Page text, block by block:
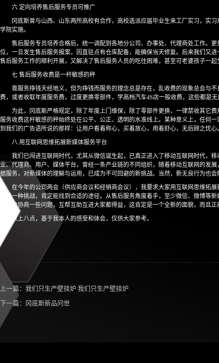
六 定向培养售后服务专员可推广
冈底斯曾与山西、山东两所高校有合作，高校选派应届毕业生来工厂实习，实
学院实施。
售后服务专员培养合格后，统一调配到各地分公司、办事处、代理商处工作。
位，一旦发生售后服务报案，因直驻点有仓库配备，能确保当天修复。后来我们又
售后服务工作的顺利开展，又解决了售后服务人员的吃住困难，甚至可老婆孩子一
七 售后服务收费是一杆敏感的秤
靠服务挣钱天经地义，但为挣钱而服务的理念总是存在，乱收费的现象总会与
费，或者收取年度服务费，过度更换零部件，学高档汽车4S店一般收费，这些都是
为此，冈底斯严格规定，除了年度上门维保，除了零部件更换，一律禁收其它
服务收费这杆敏感的秤始终处在公平、公正、透明的水准线上。某种意义上，任何
到我们的广告语所说的那样：让用户看着称心，买着放心，用着舒心，无后顾之忧
八 用互联网思维拓展新媒体服务平台
我们已闯进互联网时代，尤其从微信诞生起，已真正进入了移动互联网时代，
业、代理商、用户、媒体平台，曾经一条产业链的不同组织，随着移动互联网的发
据服务，对新媒体的理解与运用，已成为不可回避的新挑战。当然，新无良行为也
在今年的公司两会（供应商会议和经销商会议），我要求大家用互联网思维拓
定是一种挑战，肯定能找到合适的途径。从售后服务角度着手，至少微信、微博
地交流协商一些问题，互帮互助互进大家都得益，这肯定是一个全新的面貌，而且
以上八点，基于我本人的感受和体会，仅供大家参考。
上一篇： 我们只生产壁挂炉 我们只生产壁挂炉
下一篇： 冈底斯新品问世